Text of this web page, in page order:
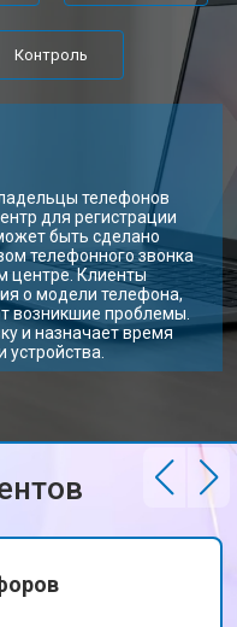
от 3500 ₽ Заказать
от 2200 ₽ Заказать
Заказать
Заказать
от 2600 ₽ Заказать
от 1500 ₽ Заказать
от 3500 ₽ Заказать
от 3990 ₽ Заказать
Контроль
телефонов
для регистрации
быть сделано
телефонного звонка
центре. Клиенты
о модели телефона,
возникшие проблемы.
и назначает время